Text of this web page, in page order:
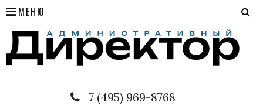
МЕНЮ
+7 (495) 969-8768